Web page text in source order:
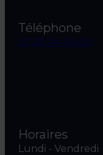
Téléphone
03 20 04 06 00
Horaires
Lundi - Vendredi